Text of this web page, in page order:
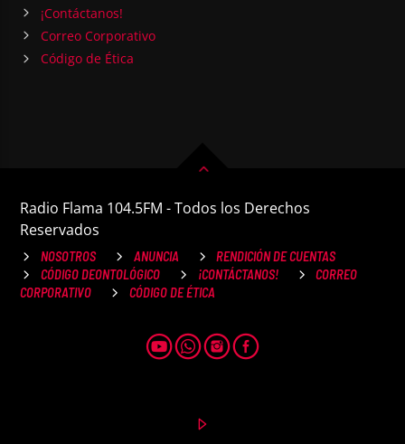
¡Contáctanos!
Correo Corporativo
Código de Ética
Radio Flama 104.5FM - Todos los Derechos
Reservados
NOSOTROS ANUNCIA
RENDICIÓN DE CUENTAS
CÓDIGO DEONTOLÓGICO
¡CONTÁCTANOS!
CORREO
CORPORATIVO
CÓDIGO DE ÉTICA